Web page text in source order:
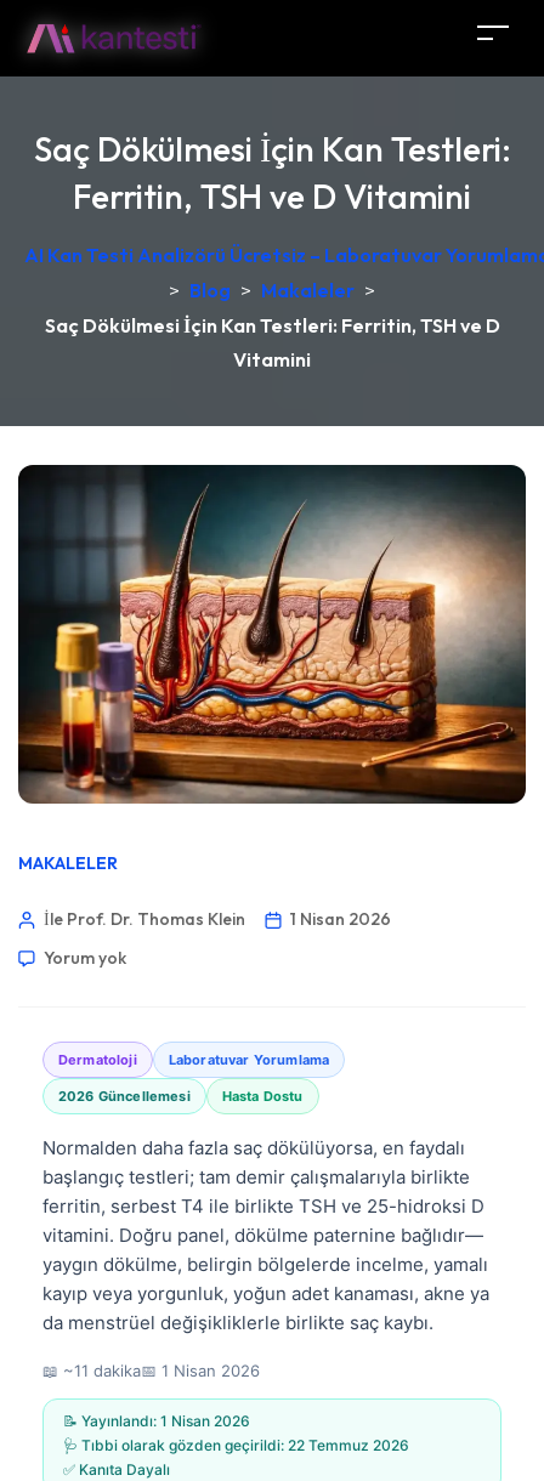
Saç Dökülmesi İçin Kan Testleri:
Ferritin, TSH ve D Vitamini
AI Kan Testi Analizörü Ücretsiz – Laboratuvar
> Blog > Makaleler >
Saç Dökülmesi İçin Kan Testleri: Ferritin, TSH ve D
Vitamini
MAKALELER
İle Prof. Dr. Thomas Klein
1 Nisan 2026
Yorum yok
Dermatoloji Laboratuvar Yorumlama
2026 Güncellemesi Hasta Dostu
Normalden daha fazla saç dökülüyorsa, en faydalı
başlangıç testleri; tam demir çalışmalarıyla birlikte
ferritin, serbest T4 ile birlikte TSH ve 25-hidroksi D
vitamini. Doğru panel, dökülme paternine bağlıdır—
yaygın dökülme, belirgin bölgelerde incelme, yamalı
kayıp veya yorgunluk, yoğun adet kanaması, akne ya
da menstrüel değişikliklerle birlikte saç kaybı.
📖 ~11 dakika📅 1 Nisan 2026
📝 Yayınlandı: 1 Nisan 2026
🩺 Tıbbi olarak gözden geçirildi: 22 Temmuz 2026
✅ Kanıta Dayalı